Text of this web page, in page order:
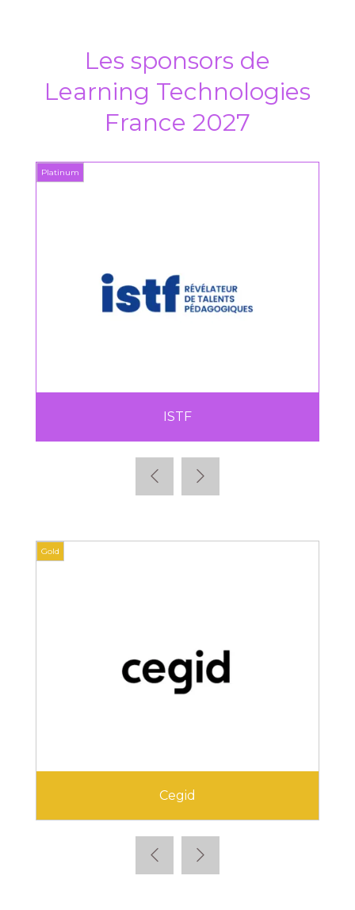
Les sponsors de
Learning Technologies
France 2027
Platinum
ISTF
Gold
Cegid